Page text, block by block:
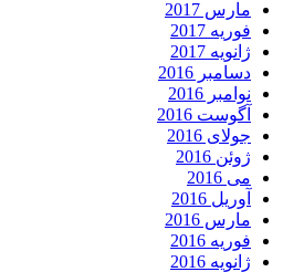
مارس 2017
فوریه 2017
ژانویه 2017
دسامبر 2016
نوامبر 2016
آگوست 2016
جولای 2016
ژوئن 2016
می 2016
آوریل 2016
مارس 2016
فوریه 2016
ژانویه 2016